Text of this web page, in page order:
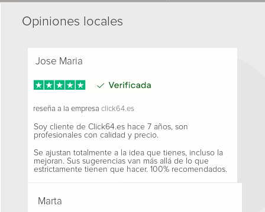
Opiniones locales
Jose Maria
reseña a la empresa click64.es
Soy cliente de Click64.es hace 7 años, son
profesionales con calidad y precio.
Se ajustan totalmente a la idea que tienes, incluso la
mejoran. Sus sugerencias van más allá de lo que
estrictamente tienen que hacer. 100% recomendados.
Marta